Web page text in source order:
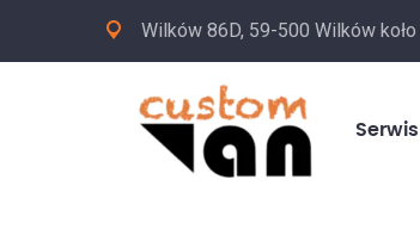
Wilków 86D, 59-500 Wilków
Serwis